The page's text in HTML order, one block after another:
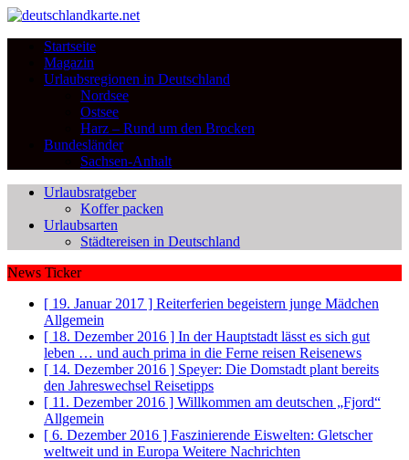
Startseite
Magazin
Urlaubsregionen in Deutschland
Nordsee
Ostsee
Harz – Rund um den Brocken
Bundesländer
Sachsen-Anhalt
Urlaubsratgeber
Koffer packen
Urlaubsarten
Städtereisen in Deutschland
News Ticker
[ 19. Januar 2017 ] Reiterferien begeistern junge Mädchen
Allgemein
[ 18. Dezember 2016 ] In der Hauptstadt lässt es sich gut
leben … und auch prima in die Ferne reisen Reisenews
[ 14. Dezember 2016 ] Speyer: Die Domstadt plant bereits
den Jahreswechsel Reisetipps
[ 11. Dezember 2016 ] Willkommen am deutschen „Fjord“
Allgemein
[ 6. Dezember 2016 ] Faszinierende Eiswelten: Gletscher
weltweit und in Europa Weitere Nachrichten